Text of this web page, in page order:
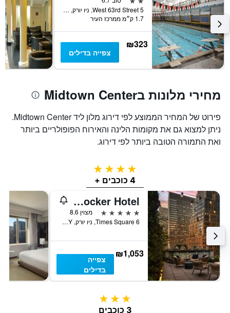
5 West 63rd Street, ניו יורק, NY, ארצות הברית
1.7 ק״מ ממרכז העיר
₪323
צפייה בדילים
מחירי מלונות בMidtown Center
פירוט של המחיר הממוצע לפי דירוג מלון ליד Midtown Center.
ניתן למצוא גם את מקומות הלינה והאירוח הפופולריים ביותר
ואת התמורה הטובה ביותר לפי דירוג.
4 כוכבים
4 כוכבים +
The Knickerbocker Hotel
5 כוכבים
מצוין 8.6
6 Times Square, ניו יורק, NY, ארצות הברית
₪1,053
צפייה
בדילים
3 כוכבים
3 כוכבים